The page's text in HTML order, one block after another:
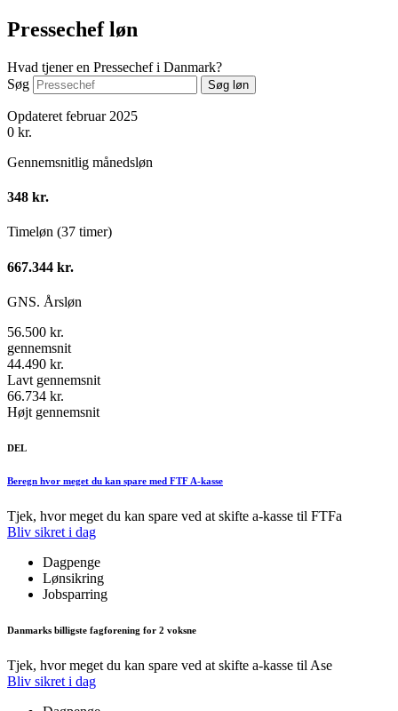
Pressechef løn
Hvad tjener en Pressechef i Danmark?
Søg
Søg løn
Opdateret februar 2025
0 kr.
Gennemsnitlig månedsløn
348 kr.
Timeløn (37 timer)
667.344 kr.
GNS. Årsløn
56.500 kr.
gennemsnit
44.490 kr.
Lavt gennemsnit
66.734 kr.
Højt gennemsnit
DEL
Beregn hvor meget du kan spare med FTF A-kasse
Tjek, hvor meget du kan spare ved at skifte a-kasse til FTFa
Bliv sikret i dag
Dagpenge
Lønsikring
Jobsparring
Danmarks billigste fagforening for 2 voksne
Tjek, hvor meget du kan spare ved at skifte a-kasse til Ase
Bliv sikret i dag